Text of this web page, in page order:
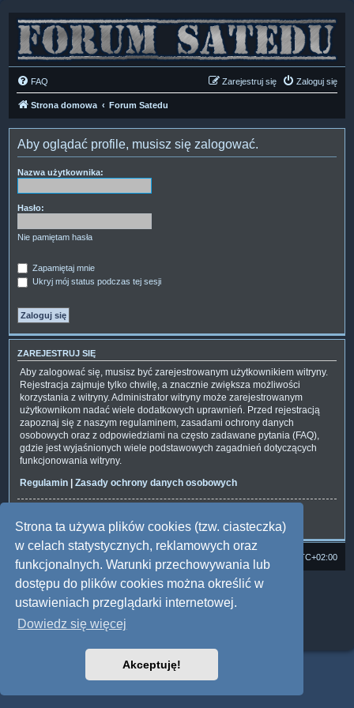
Strona ta używa plików cookies (tzw. ciasteczka)
w celach statystycznych, reklamowych oraz
funkcjonalnych. Warunki przechowywania lub
dostępu do plików cookies można określić w
ustawieniach przeglądarki internetowej.
Dowiedz się więcej
Akceptuję!
FAQ Zaloguj się
Zarejestruj się
Strona domowa Forum Satedu
Aby oglądać profile, musisz się zalogować.
Nazwa użytkownika:
Hasło:
Nie pamiętam hasła
Zapamiętaj mnie
Ukryj mój status podczas tej sesji
ZAREJESTRUJ SIĘ
Aby zalogować się, musisz być zarejestrowanym użytkownikiem witryny.
Rejestracja zajmuje tylko chwilę, a znacznie zwiększa możliwości
korzystania z witryny. Administrator witryny może zarejestrowanym
użytkownikom nadać wiele dodatkowych uprawnień. Przed rejestracją
zapoznaj się z naszym regulaminem, zasadami ochrony danych
osobowych oraz z odpowiedziami na często zadawane pytania (FAQ),
gdzie jest wyjaśnionych wiele podstawowych zagadnień dotyczących
funkcjonowania witryny.
Regulamin | Zasady ochrony danych osobowych
UTC+02:00
Technologię dostarczaphpBB ® Forum Software © phpBB Limited
Polski pakiet językowy dostarczaphpBB.pl
Style: Multi Design by Joyce&Luna
phpBB
Zasady ochrony danych osobowych